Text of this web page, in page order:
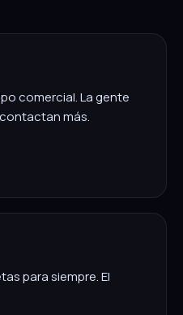
comercial. La gente
más.
para siempre. El